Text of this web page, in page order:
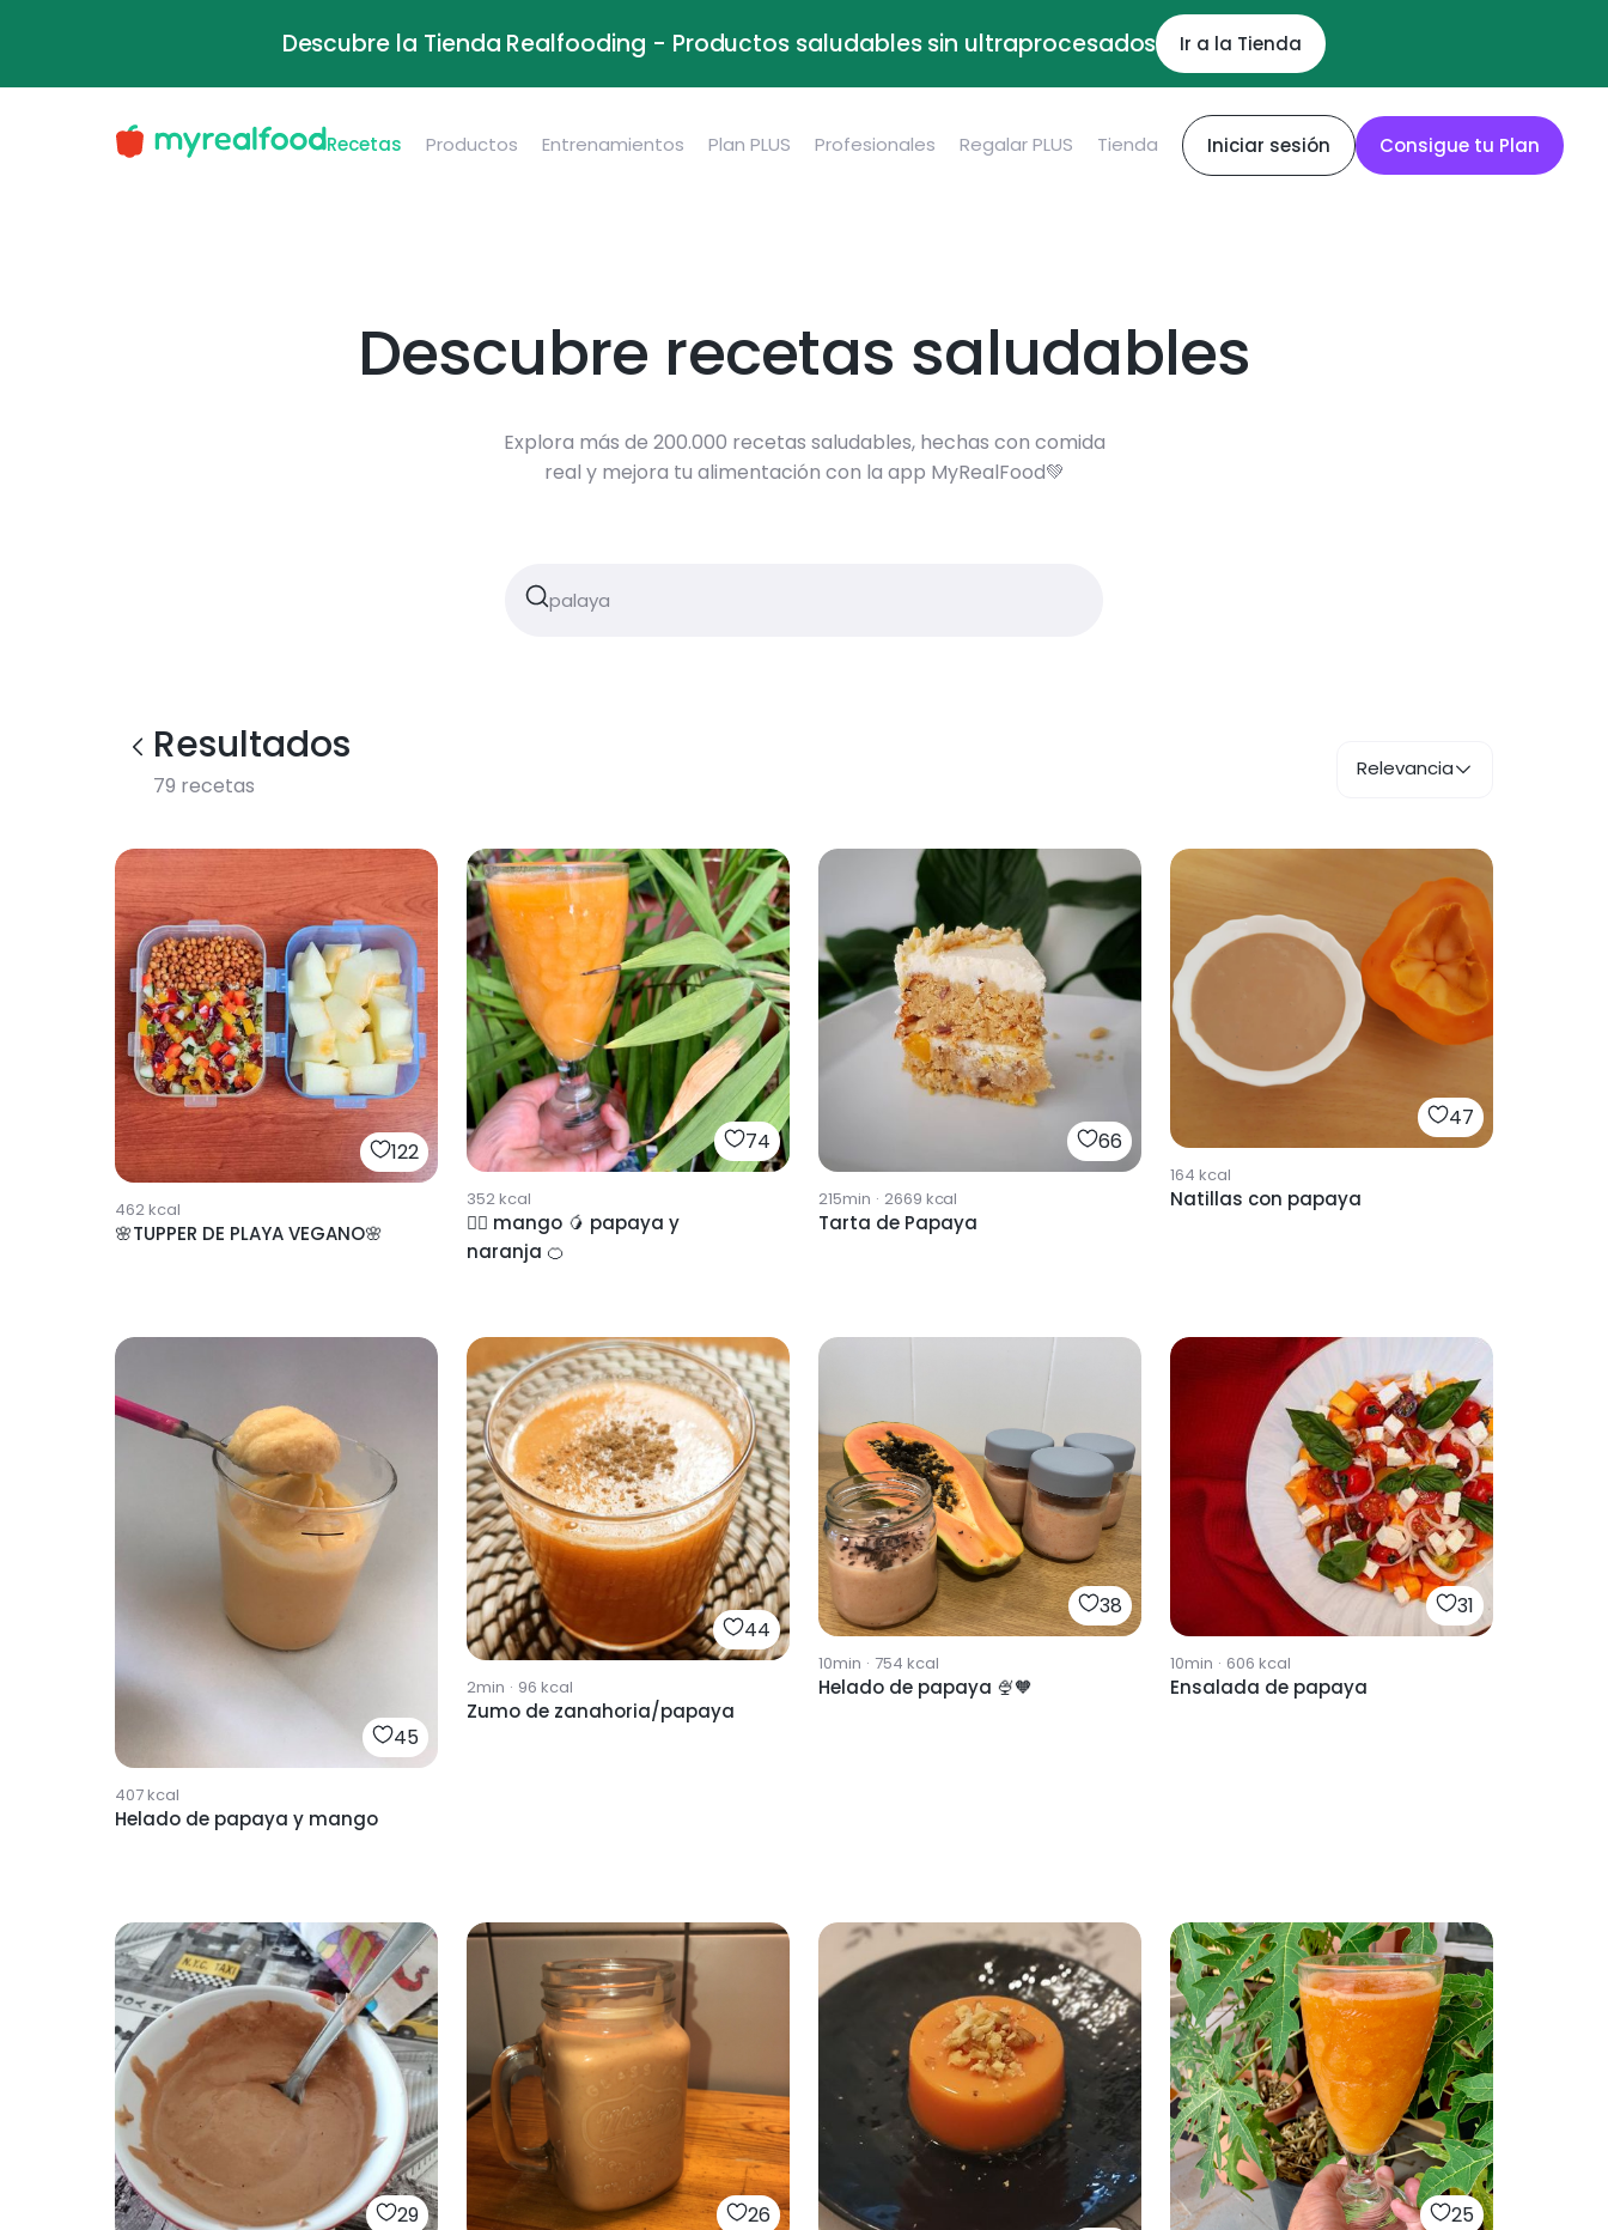
Descubre la Tienda Realfooding - Productos saludables sin ultraprocesados Ir a la Tienda
Recetas Productos Entrenamientos Plan PLUS Profesionales Regalar PLUS Tienda Iniciar sesión Consigue tu Plan
Descubre recetas saludables
Explora más de 200.000 recetas saludables, hechas con comida
real y mejora tu alimentación con la app MyRealFood💚
Resultados
79 recetas
Relevancia
122
462kcal
🌸TUPPER DE PLAYA VEGANO🌸
74
352kcal
👉🏻 mango 🥭 papaya y
naranja 🍊
66
215min · 2669 kcal
Tarta de Papaya
47
164 kcal
Natillas con papaya
45
407kcal
Helado de papaya y mango
44
2min · 96 kcal
Zumo de zanahoria/papaya
38
10min · 754 kcal
Helado de papaya 🍨🧡
31
10min · 606 kcal
Ensalada de papaya
29 26 25